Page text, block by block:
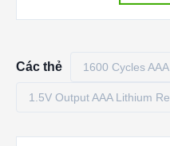
Các thẻ 1600 Cycles
1.5V Output AAA Lithium